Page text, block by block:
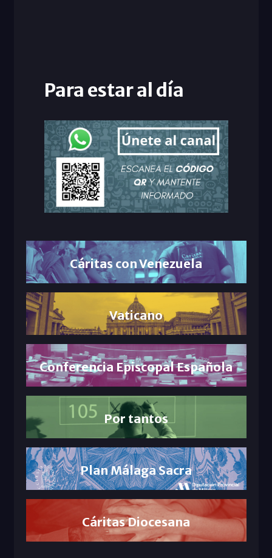
Para estar al día
Cáritas con Venezuela
Vaticano
Conferencia Episcopal Española
Por tantos
Plan Málaga Sacra
Cáritas Diocesana